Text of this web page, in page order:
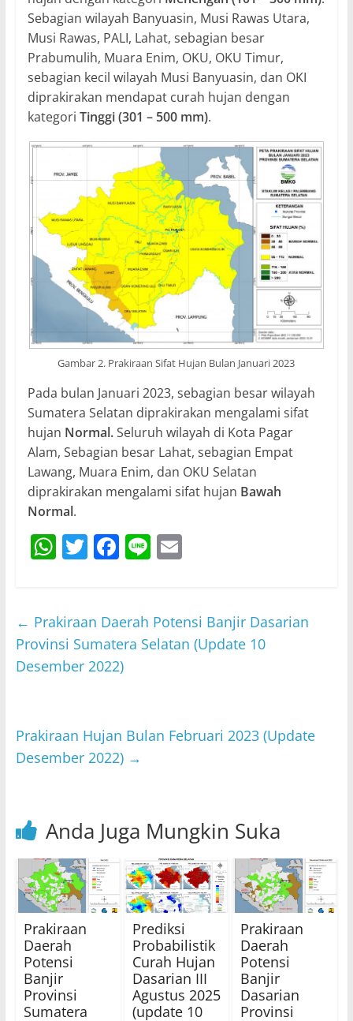
Sebagian wilayah Banyuasin, Musi Rawas Utara,
Musi Rawas, PALI, Lahat, sebagian besar
Prabumulih, Muara Enim, OKU, OKU Timur,
sebagian kecil wilayah Musi Banyuasin, dan OKI
diprakirakan mendapat curah hujan dengan
kategori Tinggi (301 – 500 mm).
Gambar 2. Prakiraan Sifat Hujan Bulan Januari 2023
Pada bulan Januari 2023, sebagian besar wilayah
Sumatera Selatan diprakirakan mengalami sifat
hujan Normal.Seluruh wilayah di Kota Pagar
Alam, Sebagian besar Lahat, sebagian Empat
Lawang, Muara Enim, dan OKU Selatan
diprakirakan mengalami sifat hujan Bawah
Normal.
W
s
A
p
T
er
F
e
b
o
k
Li E
l
← Prakiraan Daerah Potensi Banjir Dasarian
Provinsi Sumatera Selatan (Update 10
Desember 2022)
Prakiraan Hujan Bulan Februari 2023 (Update
Desember 2022) →
Anda Juga Mungkin Suka
Prakiraan
Daerah
Potensi
Banjir
Provinsi
Sumatera
Prediksi
Probabilistik
Curah Hujan
Dasarian III
Agustus 2025
(update 10
Prakiraan
Daerah
Potensi
Banjir
Dasarian
Provinsi